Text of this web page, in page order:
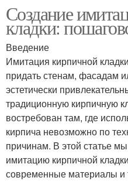
Создание
кладки:
Введение
Имитация кирпичной
придать стенам, фасадам
эстетически
традиционную кирпичную
востребован там, где
кирпича невозможно по
причинам. В этой статье
имитацию кирпичной
современные материалы и